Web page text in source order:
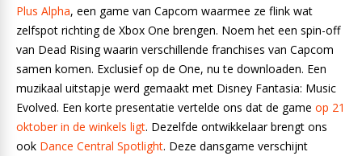
Plus Alpha, een game van Capcom waarmee ze flink wat
zelfspot richting de Xbox One brengen. Noem het een spin-off
van Dead Rising waarin verschillende franchises van Capcom
samen komen. Exclusief op de One, nu te downloaden. Een
muzikaal uitstapje werd gemaakt met Disney Fantasia: Music
Evolved. Een korte presentatie vertelde ons dat de game op 21
oktober in de winkels ligt. Dezelfde ontwikkelaar brengt ons
ook Dance Central Spotlight. Deze dansgame verschijnt